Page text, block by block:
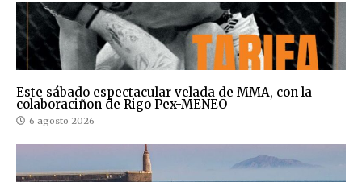
Este sábado espectacular velada de MMA, con la
colaboraciñon de Rigo Pex-MENEO
6 agosto 2026